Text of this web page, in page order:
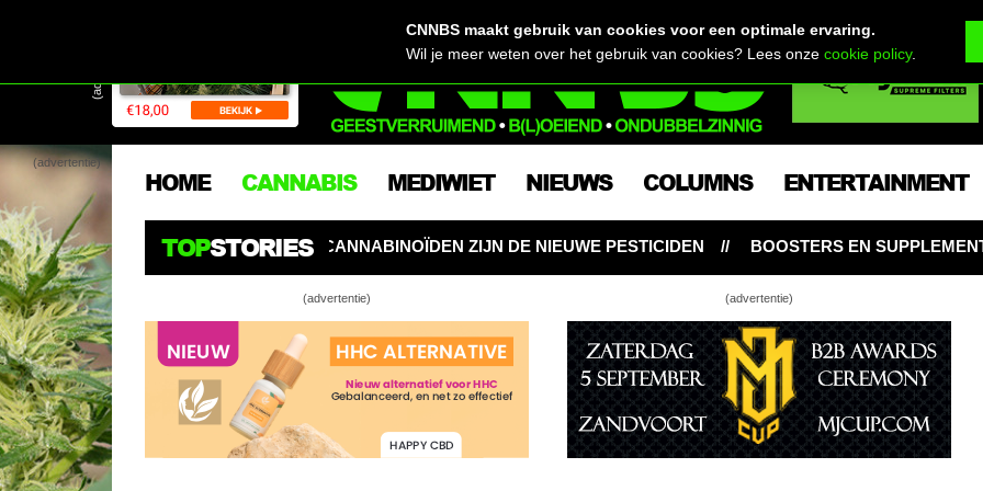
(advertentie)
(advertentie)
HOME CANNABIS MEDIWIET NIEUWS COLUMNS ENTERTAINMENT
TOPSTORIES
CANNABINOÏDEN ZIJN DE NIEUWE PESTICIDEN BOOSTERS EN SUPPLEMENTEN: NOODZAKELIJK VOOR
(advertentie) (advertentie)
Zengrower kweekt Mimosa Orange Punch Auto
(deel #3)
Kijk! Een prachtige Granddaddy Purple kweek
van week tot week
CNNBS maakt gebruik van cookies voor een optimale ervaring.
Wil je meer weten over het gebruik van cookies? Lees onzecookie policy.